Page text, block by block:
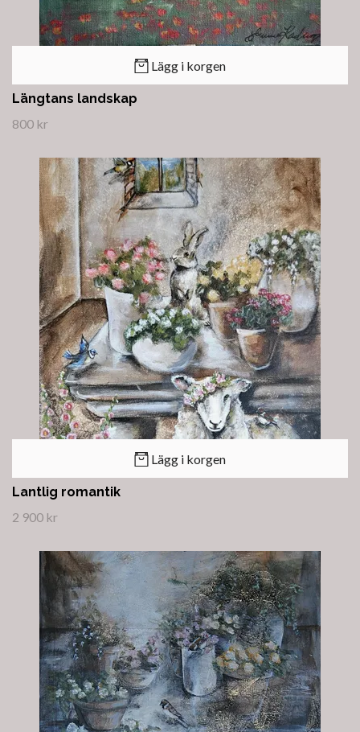
Lägg i korgen
Längtans landskap
800 kr
Lägg i korgen
Lantlig romantik
2 900 kr